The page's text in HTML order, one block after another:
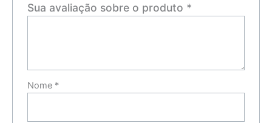
Sua avaliação sobre o produto *
Nome *